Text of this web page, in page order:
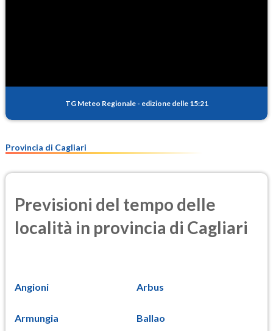
TG Meteo Regionale - edizione delle 15:21
Provincia di Cagliari
Previsioni del tempo delle
località in provincia di Cagliari
Angioni Arbus
Armungia Ballao